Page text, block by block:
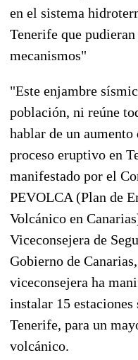
en el sistema
Tenerife que
mecanismos"
"Este enjambre
población, ni reúne
hablar de un
proceso eruptivo en
manifestado por el
PEVOLCA (Plan de
Volcánico en
Viceconsejera de
Gobierno de
viceconsejera ha
instalar 15
Tenerife, para un
volcánico.